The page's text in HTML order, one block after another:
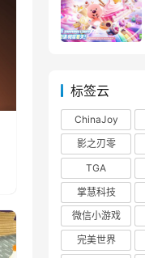
标签云
ChinaJoy
影之刃零
TGA
掌慧科技
微信小游戏
完美世界